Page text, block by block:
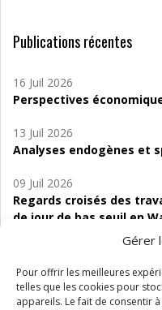
Gérer
Pour offrir les meilleures
telles que les cookies pour
appareils. Le fait de consentir
Publications récentes
16 Juil 2026
Perspectives
13 Juil 2026
Analyses endogènes et
09 Juil 2026
Regards croisés des
de jour de bas seuil en
06 Juil 2026
Étude d’évaluabilité des
d’accompagnement à